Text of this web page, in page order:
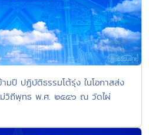
ปี ปฏิบัติธรรมโต้รุ่ง ในโอกาสส่ง
ม่วิถีพุทธ พ.ศ. ๒๕๕๖ ณ วัดไผ่